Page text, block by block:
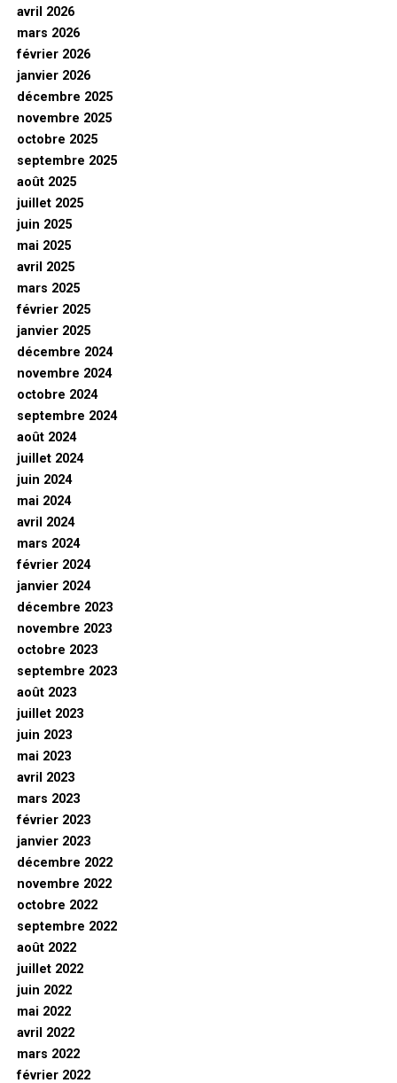
avril 2026
mars 2026
février 2026
janvier 2026
décembre 2025
novembre 2025
octobre 2025
septembre 2025
août 2025
juillet 2025
juin 2025
mai 2025
avril 2025
mars 2025
février 2025
janvier 2025
décembre 2024
novembre 2024
octobre 2024
septembre 2024
août 2024
juillet 2024
juin 2024
mai 2024
avril 2024
mars 2024
février 2024
janvier 2024
décembre 2023
novembre 2023
octobre 2023
septembre 2023
août 2023
juillet 2023
juin 2023
mai 2023
avril 2023
mars 2023
février 2023
janvier 2023
décembre 2022
novembre 2022
octobre 2022
septembre 2022
août 2022
juillet 2022
juin 2022
mai 2022
avril 2022
mars 2022
février 2022